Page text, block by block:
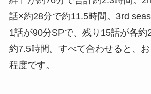
話×約28分で約11.5時間。3rd
1話が90分SPで、残り15話が各約
約7.5時間。すべて合わせると、
程度です。